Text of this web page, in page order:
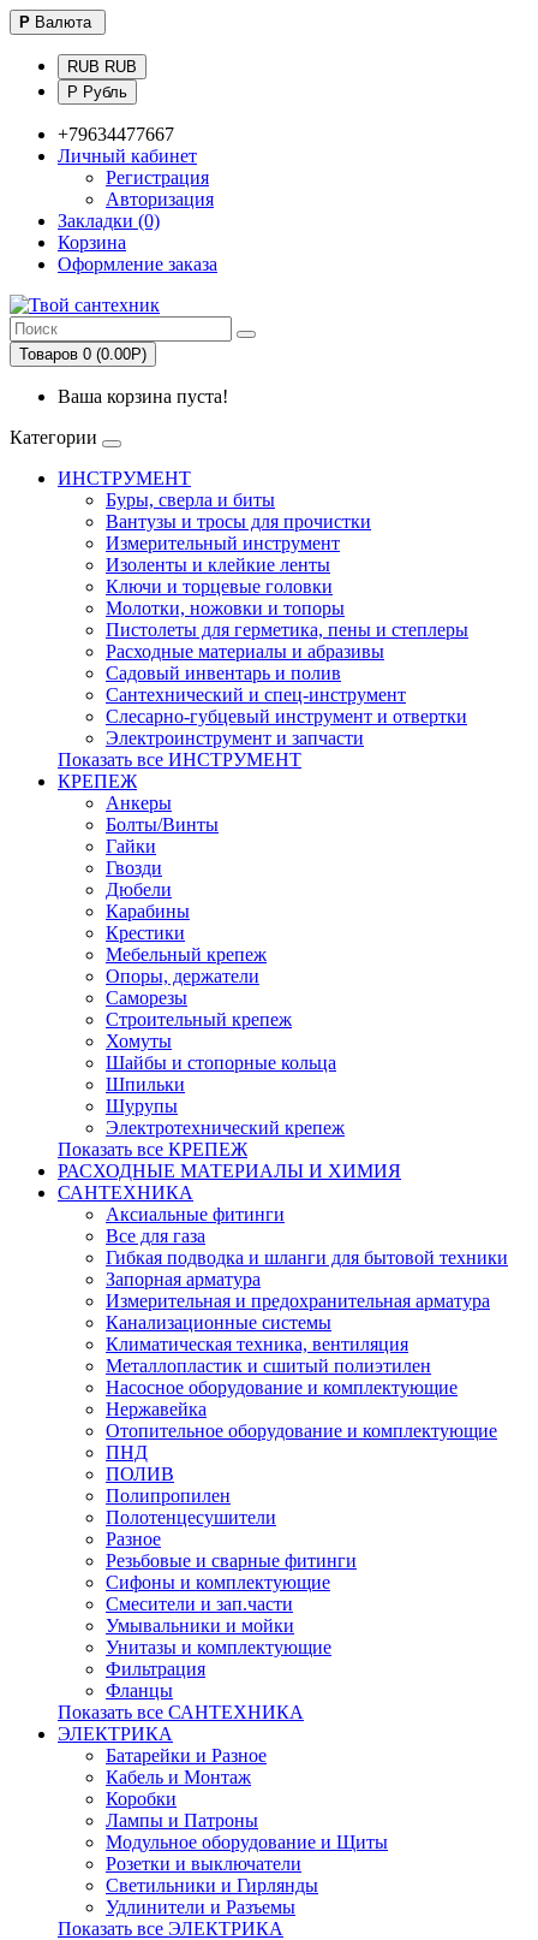
Р Валюта
RUB RUB
Р Рубль
+79634477667
Личный кабинет
Регистрация
Авторизация
Закладки (0)
Корзина
Оформление заказа
Товаров 0 (0.00Р)
Ваша корзина пуста!
Категории
ИНСТРУМЕНТ
Буры, сверла и биты
Вантузы и тросы для прочистки
Измерительный инструмент
Изоленты и клейкие ленты
Ключи и торцевые головки
Молотки, ножовки и топоры
Пистолеты для герметика, пены и степлеры
Расходные материалы и абразивы
Садовый инвентарь и полив
Сантехнический и спец-инструмент
Слесарно-губцевый инструмент и отвертки
Электроинструмент и запчасти
Показать все ИНСТРУМЕНТ
КРЕПЕЖ
Анкеры
Болты/Винты
Гайки
Гвозди
Дюбели
Карабины
Крестики
Мебельный крепеж
Опоры, держатели
Саморезы
Строительный крепеж
Хомуты
Шайбы и стопорные кольца
Шпильки
Шурупы
Электротехнический крепеж
Показать все КРЕПЕЖ
РАСХОДНЫЕ МАТЕРИАЛЫ И ХИМИЯ
САНТЕХНИКА
Аксиальные фитинги
Все для газа
Гибкая подводка и шланги для бытовой техники
Запорная арматура
Измерительная и предохранительная арматура
Канализационные системы
Климатическая техника, вентиляция
Металлопластик и сшитый полиэтилен
Насосное оборудование и комплектующие
Нержавейка
Отопительное оборудование и комплектующие
ПНД
ПОЛИВ
Полипропилен
Полотенцесушители
Разное
Резьбовые и сварные фитинги
Сифоны и комплектующие
Смесители и зап.части
Умывальники и мойки
Унитазы и комплектующие
Фильтрация
Фланцы
Показать все САНТЕХНИКА
ЭЛЕКТРИКА
Батарейки и Разное
Кабель и Монтаж
Коробки
Лампы и Патроны
Модульное оборудование и Щиты
Розетки и выключатели
Светильники и Гирлянды
Удлинители и Разъемы
Показать все ЭЛЕКТРИКА